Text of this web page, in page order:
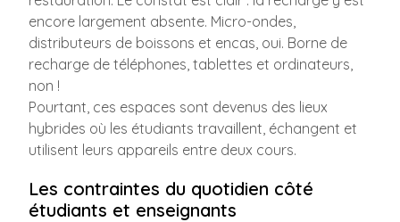
encore largement absente. Micro-ondes,
distributeurs de boissons et encas, oui. Borne de
recharge de téléphones, tablettes et ordinateurs,
non !
Pourtant, ces espaces sont devenus des lieux
hybrides où les étudiants travaillent, échangent et
utilisent leurs appareils entre deux cours.
Les contraintes du quotidien côté
étudiants et enseignants